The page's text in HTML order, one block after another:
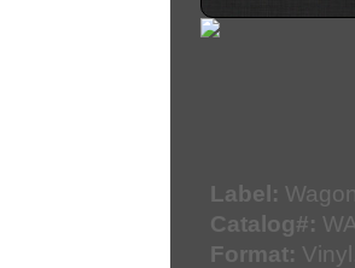
Label:
Catalog#:
Format: